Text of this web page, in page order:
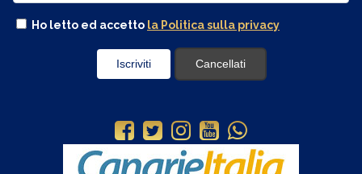
Ho letto ed accetto la Politica sulla privacy